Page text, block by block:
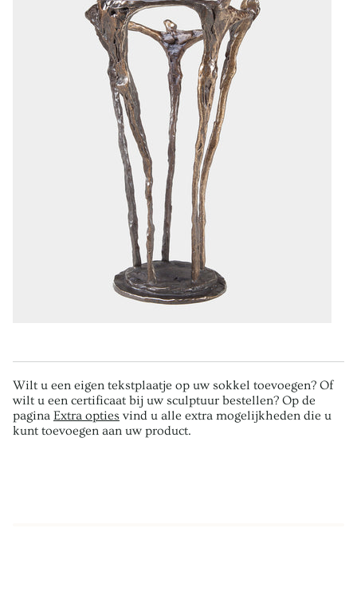
Wilt u een eigen tekstplaatje op uw sokkel toevoegen? Of
wilt u een certificaat bij uw sculptuur bestellen? Op de
pagina Extra opties vind u alle extra mogelijkheden die u
kunt toevoegen aan uw product.